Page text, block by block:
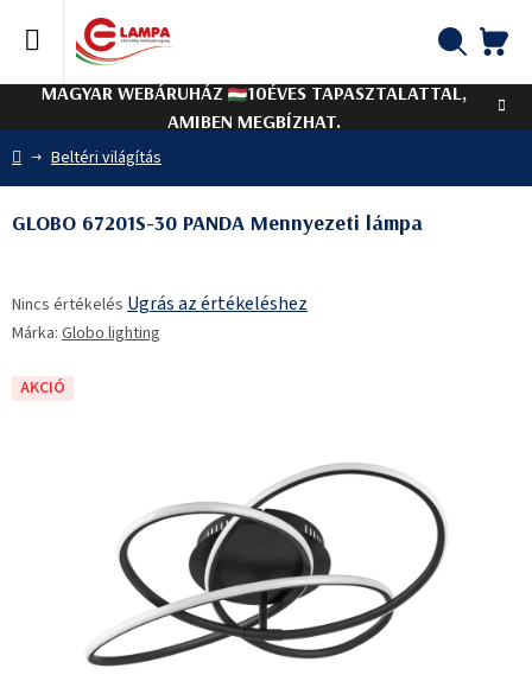
tartalomhoz
MAGYAR WEBÁRUHÁZ
10ÉVES TAPASZTALATTAL,
AMIBEN MEGBÍZHAT.
Kezdőlap
Beltéri világítás
GLOBO 67201S-30 PANDA Mennyezeti lámpa
termék
átlagos
5-
Nincs értékelés Ugrás az értékeléshez
Márka: Globo lighting
AKCIÓ